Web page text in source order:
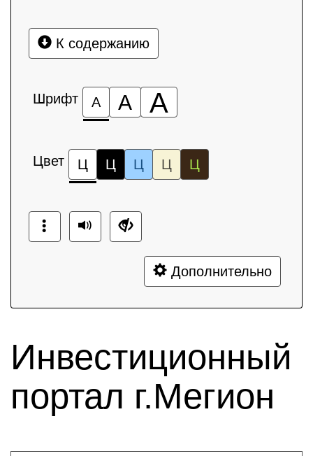
К содержанию
Шрифт А А А
Цвет Ц Ц Ц Ц Ц
Дополнительно
Инвестиционный
портал г.Мегион